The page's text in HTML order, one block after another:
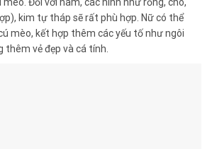
kim tự tháp sẽ rất phù hợp. Nữ có thể
mèo, kết hợp thêm các yếu tố như ngôi
thêm vẻ đẹp và cá tính.